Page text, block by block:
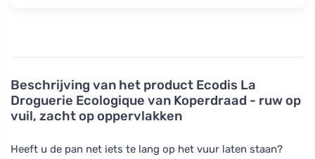
Beschrijving van het product Ecodis La
Droguerie Ecologique van Koperdraad - ruw op
vuil, zacht op oppervlakken
Heeft u de pan net iets te lang op het vuur laten staan?